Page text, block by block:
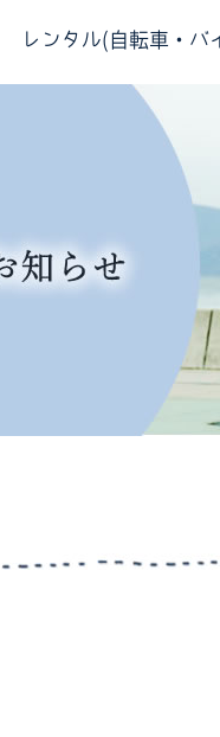
レンタル(自転車・バ